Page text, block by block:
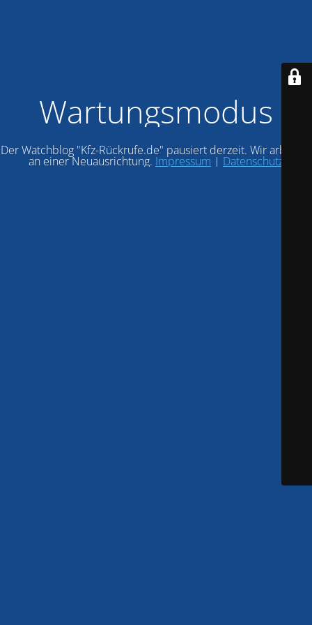
Wartungsmodus
Der Watchblog "Kfz-Rückrufe.de" pausiert derzeit. Wir arbeiten
an einer Neuausrichtung. Impressum | Datenschutz